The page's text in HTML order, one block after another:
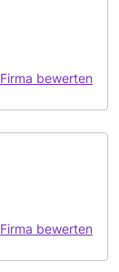
Firma bewerten
Firma bewerten